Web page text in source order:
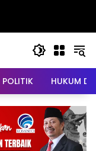
POLITIK HUKUM